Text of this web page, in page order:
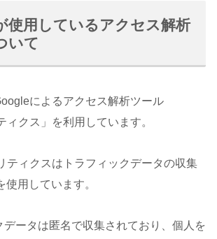
使用しているアクセス解析
いて
によるアクセス解析ツール
ィクス」を利用しています。
ティクスはトラフィックデータの収集
用しています。
データは匿名で収集されており、個人を